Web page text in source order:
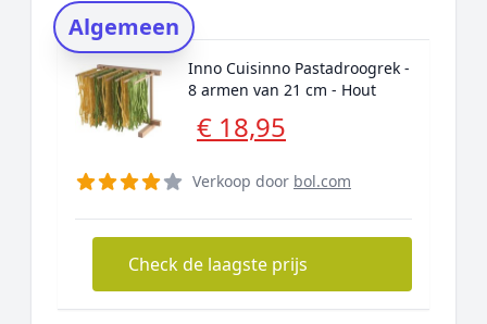
Onderzoeksmethode
Alternatieven
Prijsniveaus
Algemeen
Inno Cuisinno Pastadroogrek -
8 armen van 21 cm - Hout
€ 18,95
Verkoop door bol.com
Check de laagste prijs